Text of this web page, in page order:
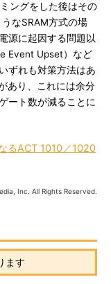
ングをした後はその
なSRAM方式の場
源に起因する問題以
Event Upset）など
ずれも対策方法はあ
あり、これには余分
ート数が減ることに
るACT 1010／1020
Inc. All Rights Reserved.
ます